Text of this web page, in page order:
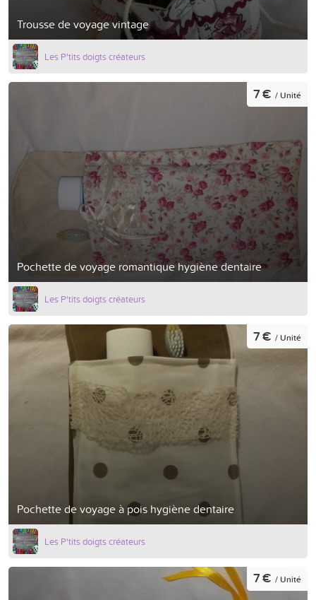
Trousse de voyage vintage
Les P'tits doigts créateurs
Pochette de voyage romantique hygiène dentaire
7 € / Unité
Les P'tits doigts créateurs
Pochette de voyage à pois hygiène dentaire
7 € / Unité
Les P'tits doigts créateurs
7 € / Unité